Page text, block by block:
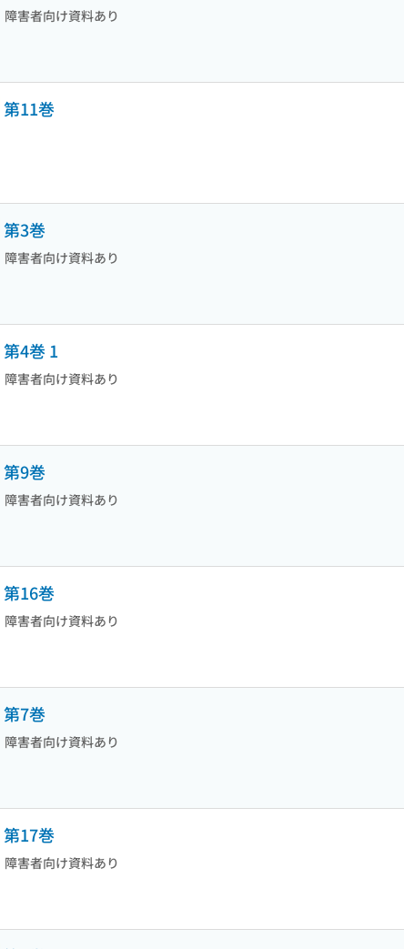
障害者向け資料あり
第11巻
第3巻
障害者向け資料あり
第4巻 1
障害者向け資料あり
第9巻
障害者向け資料あり
第16巻
障害者向け資料あり
第7巻
障害者向け資料あり
第17巻
障害者向け資料あり